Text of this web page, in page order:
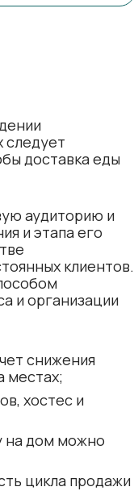
следует
доставка еды
аудиторию и
и этапа его
клиентов.
и организации
снижения
местах;
хостес и
на дом можно
цикла продажи